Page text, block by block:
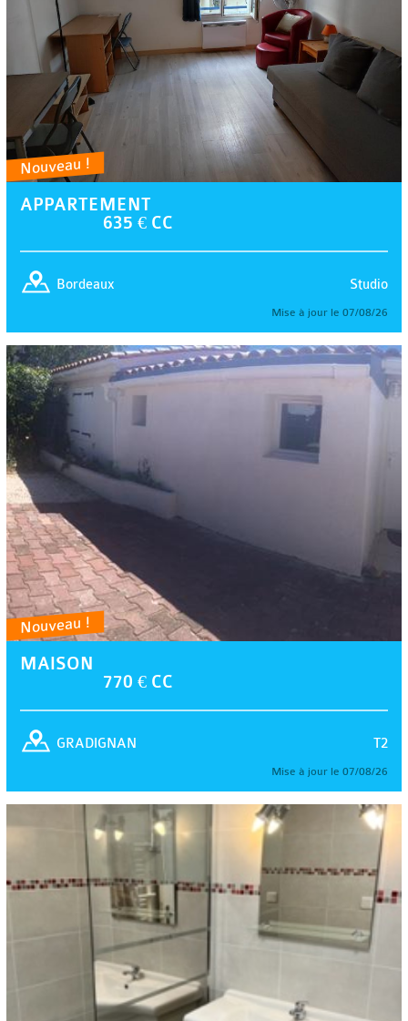
Nouveau !
APPARTEMENT
635 € CC
Studio
Bordeaux
Mise à jour le 07/08/26
Nouveau !
MAISON
770 € CC
T2
GRADIGNAN
Mise à jour le 07/08/26